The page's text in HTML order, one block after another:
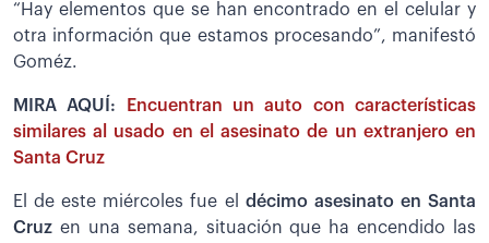
“Hay elementos que se han encontrado en el celular y
otra información que estamos procesando”, manifestó
Goméz.
MIRA AQUÍ:
Encuentran un auto con características
similares al usado en el asesinato de un extranjero en
Santa Cruz
El de este miércoles fue el
décimo asesinato en Santa
Cruz en una semana, situación que ha encendido las